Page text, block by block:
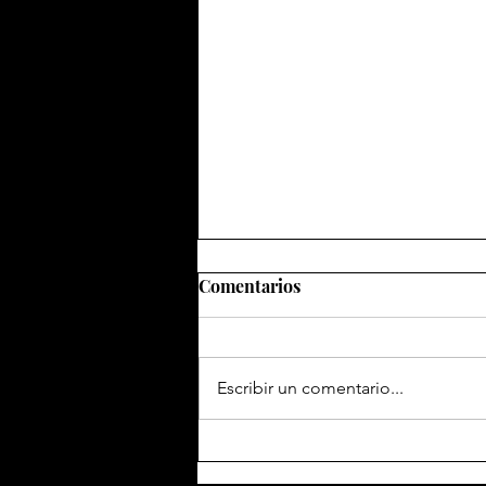
II, diez años después
Comentarios
Escribir un comentario...